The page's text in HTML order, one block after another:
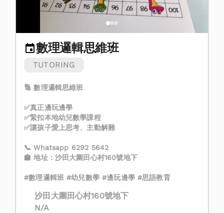
數理邏輯思維班
TUTORING
🔢 數理邏輯思維班
✅真正邊玩邊學
✅緊扣本地幼兒數學課程
✅讓孩子愛上思考、主動解難
📞 Whatsapp 6292 5642
🏫 地址：沙田大圍田心村160號地下
#數理邏輯班 #幼兒數學 #邊玩邊學 #思語教育
沙田大圍田心村160號地下
N/A